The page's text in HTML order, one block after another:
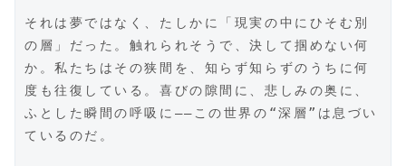
それは夢ではなく、たしかに「現実の中にひそむ別
の層」だった。触れられそうで、決して掴めない何
か。私たちはその狭間を、知らず知らずのうちに何
度も往復している。喜びの隙間に、悲しみの奥に、
ふとした瞬間の呼吸に――この世界の“深層”は息づい
ているのだ。